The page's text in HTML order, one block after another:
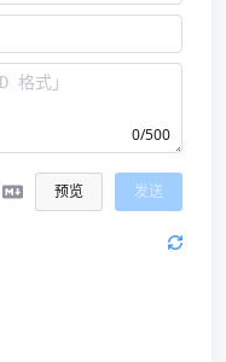
0/500
预览 发送